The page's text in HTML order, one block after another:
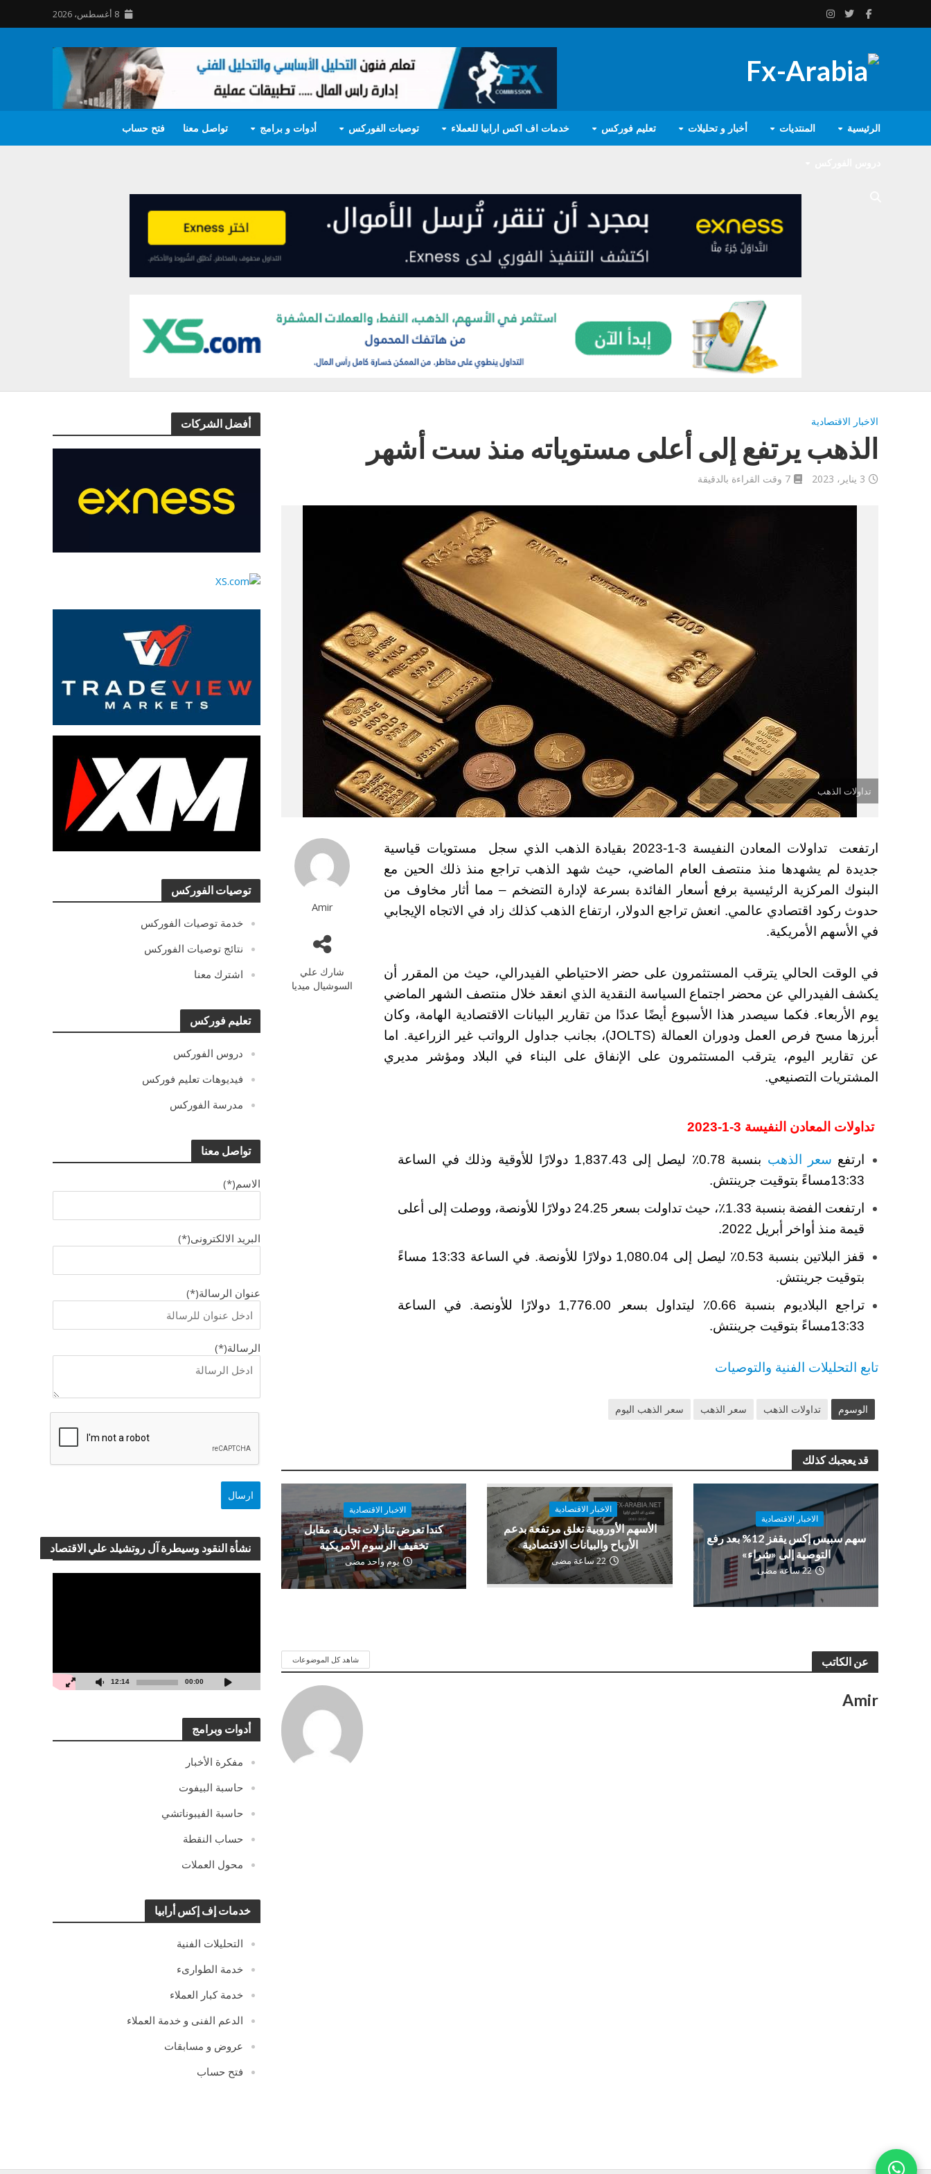
8 أغسطس، 2026
الرئيسية المنتديات أخبار و تحليلات تعليم فوركس خدمات اف اكس ارابيا للعملاء توصيات الفوركس أدوات و برامج تواصل معنا فتح حساب
أفضل الشركات
توصيات الفوركس
خدمة توصيات الفوركس
نتائج توصيات الفوركس
اشترك معنا
تعليم فوركس
دروس الفوركس
فيديوهات تعليم فوركس
مدرسة الفوركس
تواصل معنا
الاسم(*)
البريد الالكترونى(*)
عنوان الرسالة(*)
الرسالة(*)
نشأة النقود وسيطرة آل روتشيلد علي الاقتصاد
00:00
12:14
أدوات وبرامج
مفكرة الأخبار
حاسبة البيفوت
حاسبة الفيبوناتشي
حساب النقطة
محول العملات
خدمات إف إكس أرابيا
التحليلات الفنية
خدمة الطوارىء
خدمة كبار العملاء
الدعم الفنى و خدمة العملاء
عروض و مسابقات
فتح حساب
الاخبار الاقتصادية
الذهب يرتفع إلى أعلى مستوياته منذ ست أشهر
3 يناير، 2023 7 وقت القراءة بالدقيقة
تداولات الذهب
Amir
شارك علي
السوشيال ميديا
ارتفعت تداولات المعادن النفيسة 3-1-2023 بقيادة الذهب الذي سجل مستويات قياسية
جديدة لم يشهدها منذ منتصف العام الماضي، حيث شهد الذهب تراجع منذ ذلك الحين مع
البنوك المركزية الرئيسية برفع أسعار الفائدة بسرعة لإدارة التضخم – مما أثار مخاوف من
حدوث ركود اقتصادي عالمي. انعش تراجع الدولار، ارتفاع الذهب كذلك زاد في الاتجاه الإيجابي
في الأسهم الأمريكية.
في الوقت الحالي يترقب المستثمرون على حضر الاحتياطي الفيدرالي، حيث من المقرر أن
يكشف الفيدرالي عن محضر اجتماع السياسة النقدية الذي انعقد خلال منتصف الشهر الماضي
يوم الأربعاء. فكما سيصدر هذا الأسبوع أيضًا عددًا من تقارير البيانات الاقتصادية الهامة، وكان
أبرزها مسح فرص العمل ودوران العمالة (JOLTS)، بجانب جداول الرواتب غير الزراعية. اما
عن تقارير اليوم، يترقب المستثمرون على الإنفاق على البناء في البلاد ومؤشر مديري
المشتريات التصنيعي.
تداولات المعادن النفيسة 3-1-2023
ارتفع سعر الذهب
بنسبة 0.78٪ ليصل إلى 1,837.43 دولارًا للأوقية وذلك في الساعة
13:33مساءً بتوقيت جرينتش.
ارتفعت الفضة بنسبة 1.33٪، حيث تداولت بسعر 24.25 دولارًا للأونصة، ووصلت إلى أعلى
قيمة منذ أواخر أبريل 2022.
قفز البلاتين بنسبة 0.53٪ ليصل إلى 1,080.04 دولارًا للأونصة. في الساعة 13:33 مساءً
بتوقيت جرينتش.
تراجع البلاديوم بنسبة 0.66٪ ليتداول بسعر 1,776.00 دولارًا للأونصة. في الساعة
13:33مساءً بتوقيت جرينتش.
تابع التحليلات الفنية والتوصيات
الوسوم تداولات الذهب سعر الذهب سعر الذهب اليوم
قد يعجبك كذلك
الاخبار الاقتصادية
سهم سبيس إكس يقفز 12% بعد رفع
التوصية إلى «شراء»
22 ساعة مضى
الاخبار الاقتصادية
الأسهم الأوروبية تغلق مرتفعة بدعم
الأرباح والبيانات الاقتصادية
22 ساعة مضى
الاخبار الاقتصادية
كندا تعرض تنازلات تجارية مقابل
تخفيف الرسوم الأمريكية
يوم واحد مضى
عن الكاتب شاهد كل الموضوعات
Amir